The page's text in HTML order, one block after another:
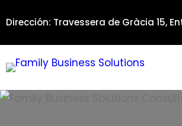
al
contenido
Dirección: Travessera de Gràcia 15,